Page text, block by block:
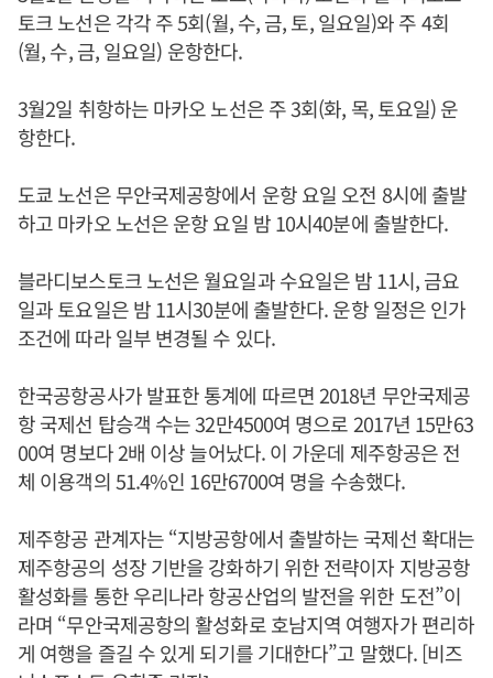
토크 노선은 각각 주 5회(월, 수, 금, 토, 일요일)와 주 4회
(월, 수, 금, 일요일) 운항한다.
3월2일 취항하는 마카오 노선은 주 3회(화, 목, 토요일) 운
항한다.
도쿄 노선은 무안국제공항에서 운항 요일 오전 8시에 출발
하고 마카오 노선은 운항 요일 밤 10시40분에 출발한다.
블라디보스토크 노선은 월요일과 수요일은 밤 11시, 금요
일과 토요일은 밤 11시30분에 출발한다. 운항 일정은 인가
조건에 따라 일부 변경될 수 있다.
한국공항공사가 발표한 통계에 따르면 2018년 무안국제공
항 국제선 탑승객 수는 32만4500여 명으로 2017년 15만63
00여 명보다 2배 이상 늘어났다. 이 가운데 제주항공은 전
체 이용객의 51.4%인 16만6700여 명을 수송했다.
제주항공 관계자는 “지방공항에서 출발하는 국제선 확대는
제주항공의 성장 기반을 강화하기 위한 전략이자 지방공항
활성화를 통한 우리나라 항공산업의 발전을 위한 도전”이
라며 “무안국제공항의 활성화로 호남지역 여행자가 편리하
게 여행을 즐길 수 있게 되기를 기대한다”고 말했다. [비즈